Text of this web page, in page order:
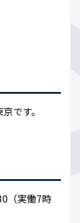
です。
（実働7時